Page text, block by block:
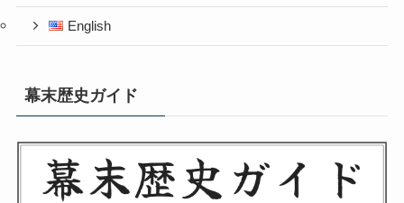
English
幕末歴史ガイド